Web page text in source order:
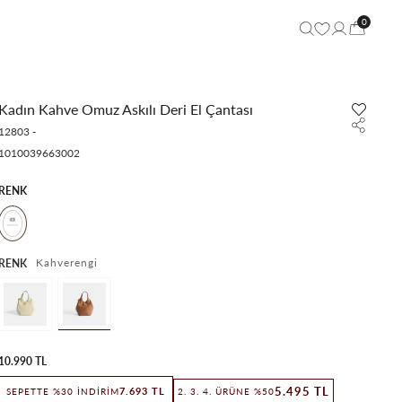
0
Kahve Omuz Askılı Deri El Çantası
-
Kahverengi
TL
SEPETTE %30 İNDIRIM7.693 TL 2. 3. 4. ÜRÜNE %505.495 TL